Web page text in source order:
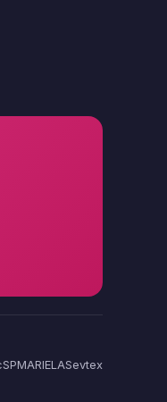
SPMARIELASevtex